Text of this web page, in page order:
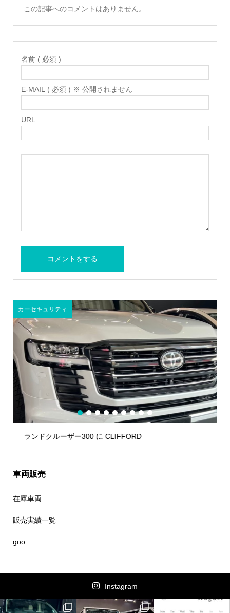
この記事へのコメントはありません。
名前 ( 必須 )
E-MAIL ( 必須 ) ※ 公開されません
URL
ランドクルーザー300 に CLIFFORD
カーセキュリティ
1 2 3 4 5 6 7 8 9
車両販売
在庫車両
販売実績一覧
goo
Instagram